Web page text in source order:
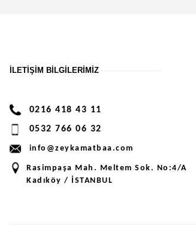
İLETIŞIM BILGILERIMIZ
0216 418 43 11
0532 766 06 32
info@zeykamatbaa.com
Rasimpaşa Mah. Meltem Sok. No:4/A
Kadıköy / İSTANBUL